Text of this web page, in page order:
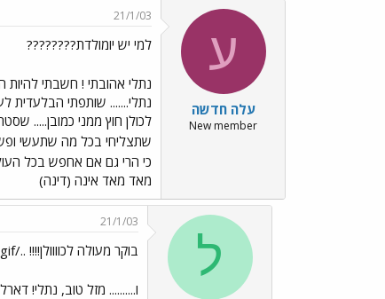
ע
עלה חדשה
New member
21/1/03
למי יש יומולדת????????
נתלי אהובתי ! חשבתי
נתלי....... שותפתי הבלעדית
לכולן חוץ ממני כמובן.....
שתצליחי בכל מה שתעשי
כי הרי גם אם אחפש בכל
מאד מאד אינה (דינה)
ל
21/1/03
בוקר מעולה לכוווולן!!!! ../images/Emo42.gif../images/Emo65.gif
ו.......... מזל טוב, נתלי!